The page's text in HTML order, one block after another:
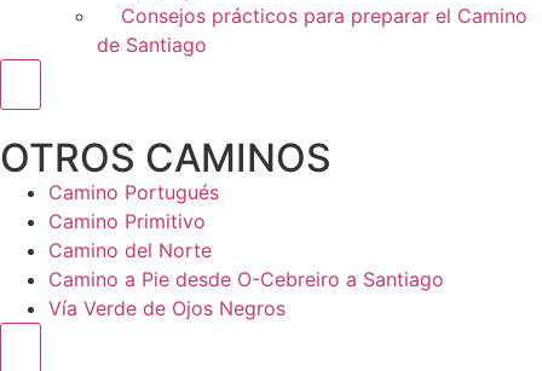
Consejos prácticos para preparar el Camino
de Santiago
OTROS CAMINOS
Camino Portugués
Camino Primitivo
Camino del Norte
Camino a Pie desde O-Cebreiro a Santiago
Vía Verde de Ojos Negros